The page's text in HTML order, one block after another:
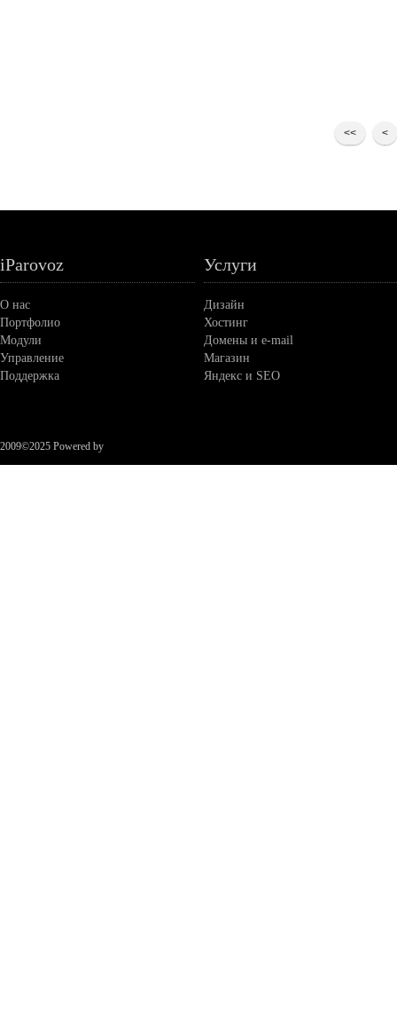
<< <
iParovoz
О нас
Портфолио
Модули
Управление
Поддержка
Услуги
Дизайн
Хостинг
Домены и е-mail
Магазин
Яндекс и SEO
2009©2025 Powered by